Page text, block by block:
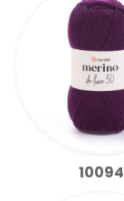
10094